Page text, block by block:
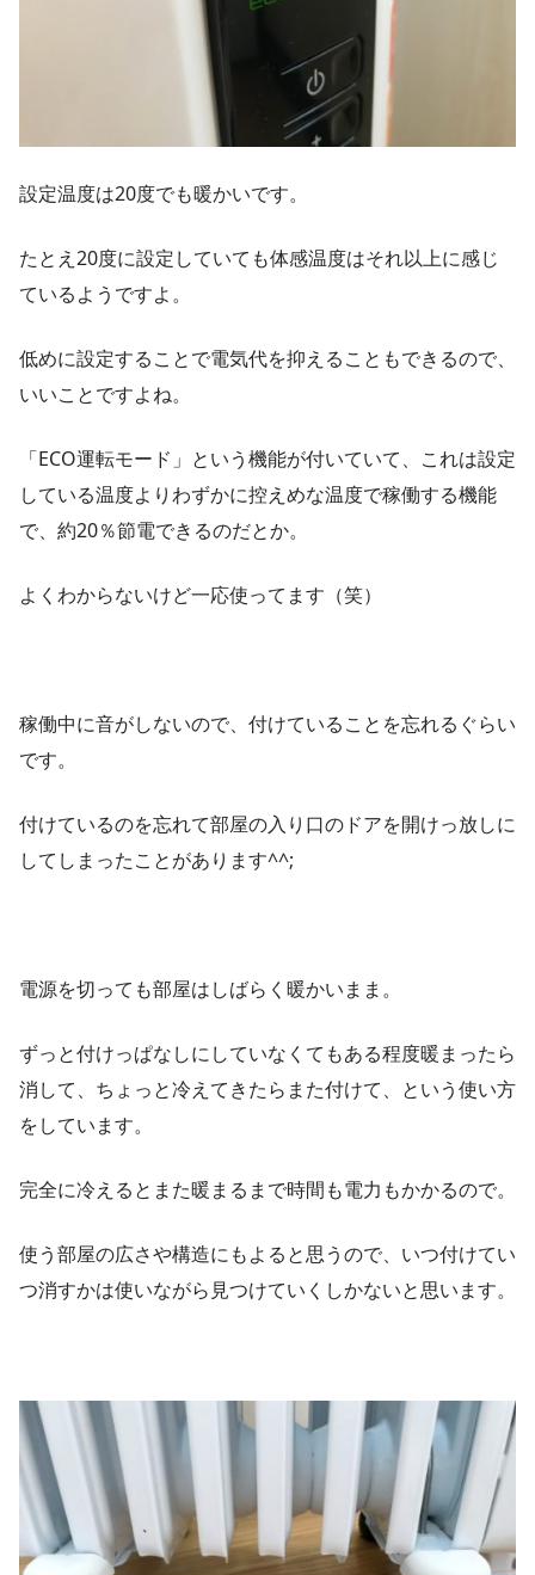
設定温度は20度でも暖かいです。
たとえ20度に設定していても体感温度はそれ以上に感じ
ているようですよ。
低めに設定することで電気代を抑えることもできるので、
いいことですよね。
「ECO運転モード」という機能が付いていて、これは設定
している温度よりわずかに控えめな温度で稼働する機能
で、約20％節電できるのだとか。
よくわからないけど一応使ってます（笑）
稼働中に音がしないので、付けていることを忘れるぐらい
です。
付けているのを忘れて部屋の入り口のドアを開けっ放しに
してしまったことがあります^^;
電源を切っても部屋はしばらく暖かいまま。
ずっと付けっぱなしにしていなくてもある程度暖まったら
消して、ちょっと冷えてきたらまた付けて、という使い方
をしています。
完全に冷えるとまた暖まるまで時間も電力もかかるので。
使う部屋の広さや構造にもよると思うので、いつ付けてい
つ消すかは使いながら見つけていくしかないと思います。